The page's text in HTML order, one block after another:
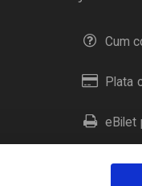
Cum
Plata
eBilet